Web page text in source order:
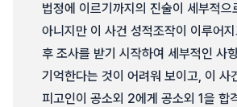
법정에 이르기까지의 진술이 세부적으
아니지만 이 사건 성적조작이 이루어
후 조사를 받기 시작하여 세부적인 사
기억한다는 것이 어려워 보이고, 이 사
피고인이 공소외 2에게 공소외 1을 합